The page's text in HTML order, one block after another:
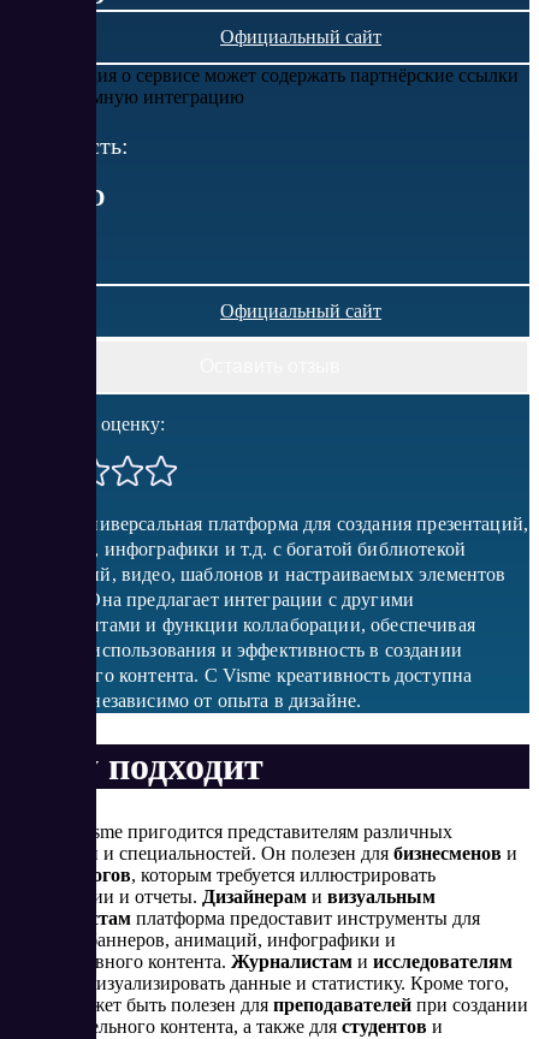
Официальный сайт
Информация о сервисе может содержать партнёрские ссылки
или рекламную интеграцию
Стоимость:
USD
Официальный сайт
Поставить оценку:
Visme – универсальная платформа для создания презентаций,
анимаций, инфографики и т.д. с богатой библиотекой
фотографий, видео, шаблонов и настраиваемых элементов
дизайна. Она предлагает интеграции с другими
инструментами и функции коллаборации, обеспечивая
простоту использования и эффективность в создании
визуального контента. С Visme креативность доступна
каждому, независимо от опыта в дизайне.
Кому подходит
Сервис Visme пригодится представителям различных
профессий и специальностей. Он полезен для бизнесменов и
маркетологов, которым требуется иллюстрировать
презентации и отчеты. Дизайнерам и визуальным
специалистам платформа предоставит инструменты для
создания баннеров, анимаций, инфографики и
интерактивного контента. Журналистам и исследователям
поможет визуализировать данные и статистику. Кроме того,
сервис может быть полезен для преподавателей при создании
образовательного контента, а также для студентов и